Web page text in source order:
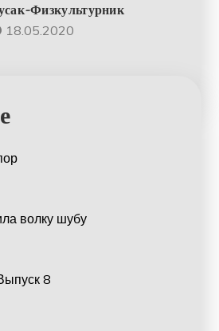
Физкультурник
18.05.2020
волку шубу
8